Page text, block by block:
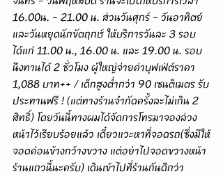
16.00น. - 21.00 น. ส่วนวันศุกร์ - วันอาทิตย์
และวันหยุดนักขัตฤกษ์ ให้บริการวันละ 3 รอบ
ได้แก่ 11.00 น., 16.00 น. และ 19.00 น. รอบ
นึงทานได้ 2 ชั่วโมง ผู้ใหญ่จ่ายค่าบุฟเฟ่ต์ราคา
1,088 บาท++ / เด็กสูงต่ำกว่า 90 เซนติเมตร รับ
ประทานฟรี ! (แต่ทางร้านจำกัดครั้งละไม่เกิน 2
สิทธิ์) โดยวันนี้ทางผมได้จัดการโทรมาจองล่วง
หน้าไว้เรียบร้อยแล้ว เดี๋ยวแวะหาที่จอดรถ(ซึ่งมีให้
จอดค่อนข้างกว้างขวาง แต่อย่าไปจอดขวางหน้า
ร้านแถวนี้นะครับ) เดินเข้าไปที่ร้านกันดีกว่า